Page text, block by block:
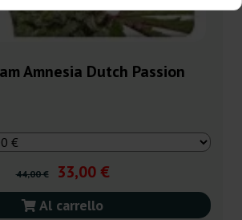
Amnesia Dutch Passion
44,00 € 33,00 €
Al carrello